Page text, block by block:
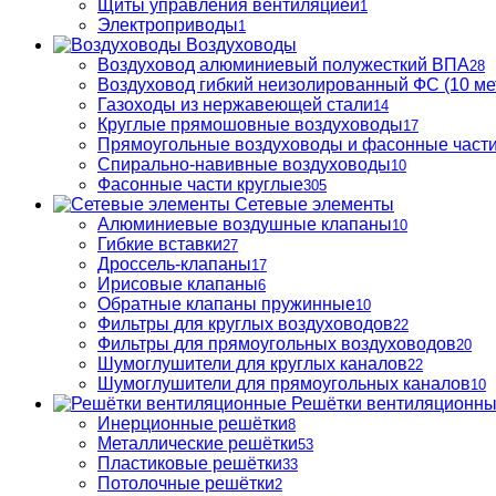
Щиты управления вентиляцией1
Электроприводы1
Воздуховоды
Воздуховод алюминиевый полужесткий ВПА28
Воздуховод гибкий неизолированный ФС (10
Газоходы из нержавеющей стали14
Круглые прямошовные воздуховоды17
Прямоугольные воздуховоды и фасонные части
Спирально-навивные воздуховоды10
Фасонные части круглые305
Сетевые элементы
Алюминиевые воздушные клапаны10
Гибкие вставки27
Дроссель-клапаны17
Ирисовые клапаны6
Обратные клапаны пружинные10
Фильтры для круглых воздуховодов22
Фильтры для прямоугольных воздуховодов20
Шумоглушители для круглых каналов22
Шумоглушители для прямоугольных каналов10
Решётки
Инерционные решётки8
Металлические решётки53
Пластиковые решётки33
Потолочные решётки2